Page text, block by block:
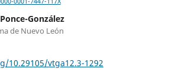
González
de Nuevo León
10.29105/vtga12.3-1292